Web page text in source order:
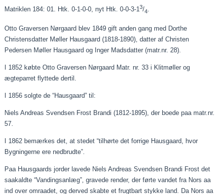
Matriklen 184: 01. Htk. 0-1-0-0, nyt Htk. 0-0-3-13/4.
Otto Graversen Nørgaard blev 1849 gift anden gang med Dorthe
Christensdatter Møller Hausgaard (1818-1890), datter af Christen
Pedersen Møller Hausgaard og Inger Madsdatter (matr.nr. 28).
I 1852 købte Otto Graversen Nørgaard Matr. nr. 33 i Klitmøller og
ægteparret flyttede dertil.
I 1856 solgte de “Hausgaard” til:
Niels Andreas Svendsen Frost Brandi (1812-1895), der boedepaa matr.nr.
57.
I 1862 bemærkes det, at stedet “tilhørte det forrige Hausgaard, hvor
Bygningerneere nedbrudte”.
Paa Hausgaards jorder lavede Niels Andreas Svendsen Brandi Frost det
saakaldte “Vandingsanlæg”, gravede render, der førte vandet fra Norsaa
ind overomraadet , og derved skabte et frugtbart stykke land. Da Norsaa